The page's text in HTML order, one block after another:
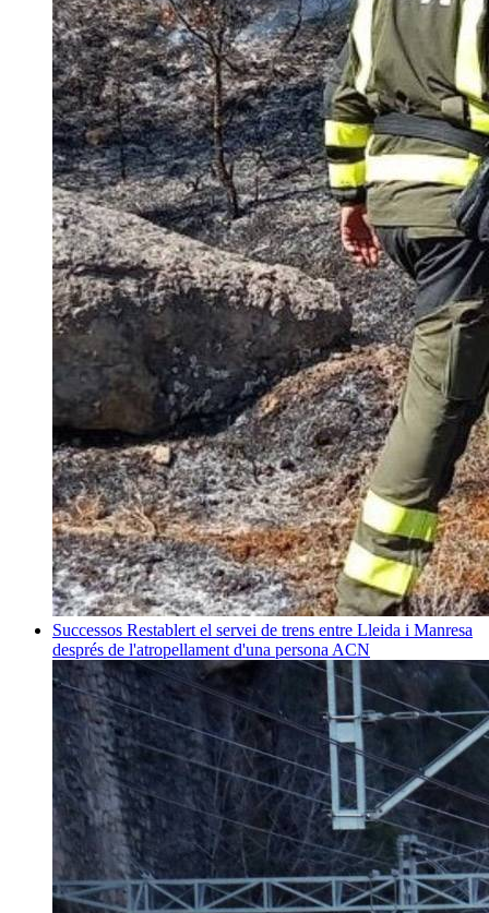
Successos Restablert el servei de trens entre Lleida i Manresa
després de l'atropellament d'una persona ACN